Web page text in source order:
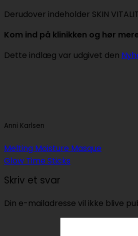
Derudover indeholder SKIN
Kom ind på klinikken og hør
Dette indlæg var udgivet den
Anni Karlsen
Melting Moisture Masque
Glow Time Sticks
Skriv et svar
Din e-mailadresse vil ikke blive